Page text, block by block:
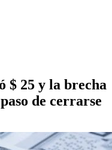
$ 25 y la brecha
de cerrarse